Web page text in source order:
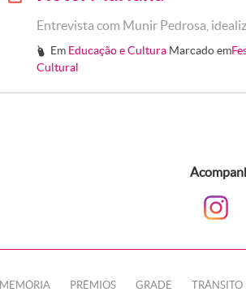
Entrevista com Munir Pedrosa,
# Em Educação e Cultura Marcado em
Cultural
MEMÓRIA PRÊMIOS GRADE TRÂNSITO